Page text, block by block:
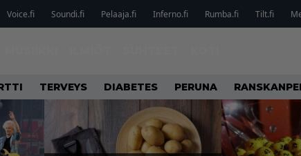
Voice.fi Soundi.fi Pelaaja.fi Inferno.fi Rumba.fi Tilt.fi
TERVEYS DIABETES PERUNA